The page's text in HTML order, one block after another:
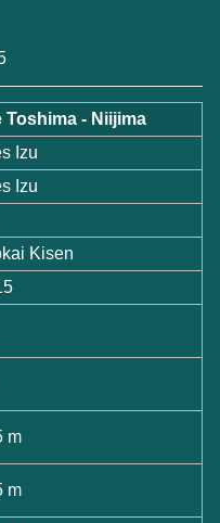
Toshima - Niijima
Izu
Izu
Kisen
m
m